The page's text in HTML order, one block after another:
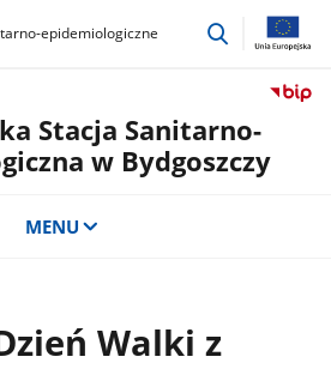
epidemiologiczne
przejdź
Stacja Sanitarno-
w Bydgoszczy
MENU
Walki z